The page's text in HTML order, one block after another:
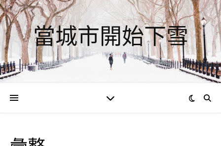
當城市開始下雪